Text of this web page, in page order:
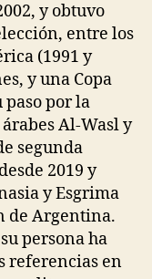
y obtuvo
entre los
(1991 y
y una Copa
por la
Al-Wasl y
segunda
2019 y
y Esgrima
de Argentina.
su persona ha
referencias en